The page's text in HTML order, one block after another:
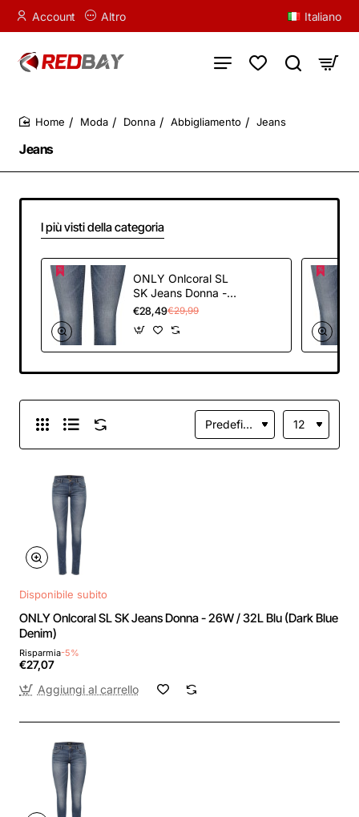
Account Altro Italiano
Jeans
Moda Donna Abbigliamento Jeans
I più visti della categoria
ONLY Onlcoral SL
SK Jeans Donna -
30W / 30L Blu
(Dark Blue Denim)
€28,49€29,99
Disponibile subito
ONLY Onlcoral SL SK Jeans Donna - 26W / 32L Blu (Dark Blue
Denim)
Risparmia-5%
€27,07
Aggiungi al carrello